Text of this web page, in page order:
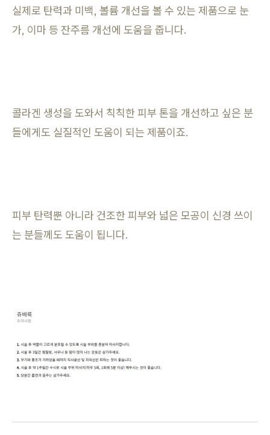
실제로 탄력과 미백, 볼륨 개선을 볼 수 있는 제품으로 눈
가, 이마 등 잔주름 개선에 도움을 줍니다.
콜라겐 생성을 도와서 칙칙한 피부 톤을 개선하고 싶은 분
들에게도 실질적인 도움이 되는 제품이죠.
피부 탄력뿐 아니라 건조한 피부와 넓은 모공이 신경 쓰이
는 분들께도 도움이 됩니다.